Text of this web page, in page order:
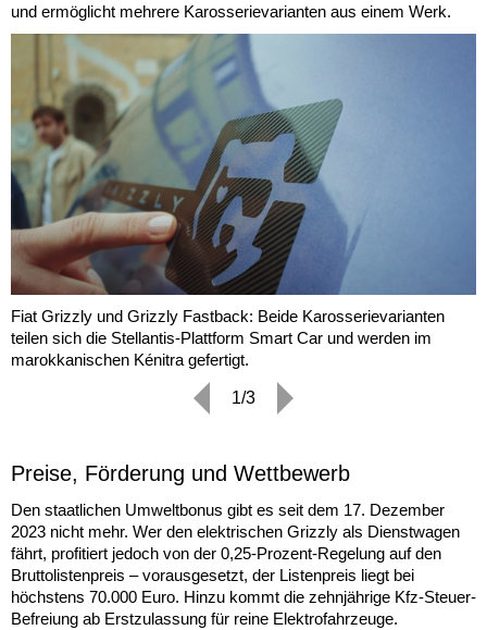
und ermöglicht mehrere Karosserievarianten aus einem Werk.
Fiat Grizzly und Grizzly Fastback: Beide Karosserievarianten
teilen sich die Stellantis-Plattform Smart Car und werden im
marokkanischen Kénitra gefertigt.
1/3
Preise, Förderung und Wettbewerb
Den staatlichen Umweltbonus gibt es seit dem 17. Dezember
2023 nicht mehr. Wer den elektrischen Grizzly als Dienstwagen
fährt, profitiert jedoch von der 0,25-Prozent-Regelung auf den
Bruttolistenpreis – vorausgesetzt, der Listenpreis liegt bei
höchstens 70.000 Euro. Hinzu kommt die zehnjährige Kfz-Steuer-
Befreiung ab Erstzulassung für reine Elektrofahrzeuge.